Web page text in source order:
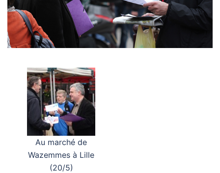
Au marché de
Wazemmes à Lille
(20/5)